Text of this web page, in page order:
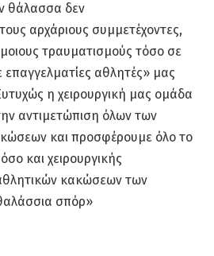
θάλασσα δεν
αρχάριους συμμετέχοντες,
τραυματισμούς τόσο σε
επαγγελματίες αθλητές» μας
η χειρουργική μας ομάδα
αντιμετώπιση όλων των
και προσφέρουμε όλο το
και χειρουργικής
κακώσεων των
σπόρ»